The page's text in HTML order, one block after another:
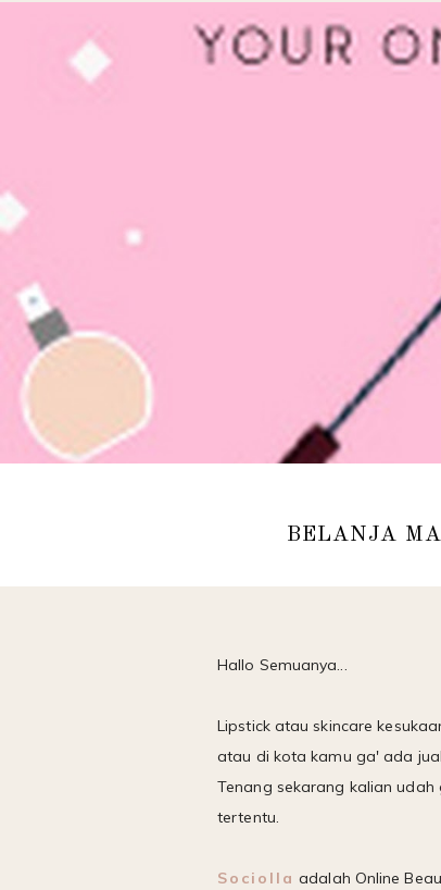
BELANJA
Hallo Semuanya...
Lipstick atau skincare
atau di kota kamu ga' ada
Tenang sekarang kalian
tertentu.
Sociolla adalah Online